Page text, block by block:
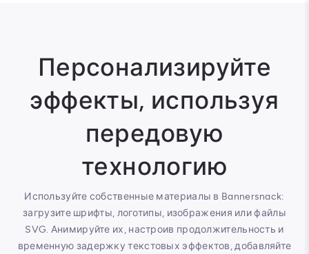
Персонализируйте
эффекты, используя
передовую
технологию
Используйте собственные материалы в Bannersnack:
загрузите шрифты, логотипы, изображения или файлы
SVG. Анимируйте их, настроив продолжительность и
временную задержку текстовых эффектов, добавляйте